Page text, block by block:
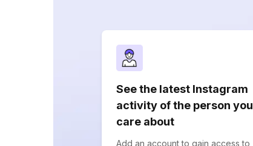
See the latest Instagram
activity of the person you
care about
Add an account to gain access to